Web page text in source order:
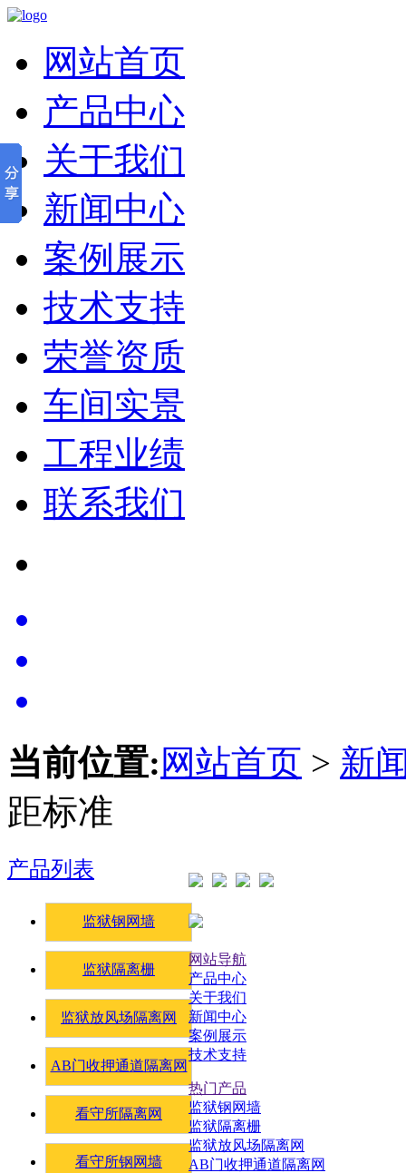
网站首页
产品中心
关于我们
新闻中心
案例展示
技术支持
荣誉资质
车间实景
工程业绩
联系我们
当前位置: 网站首页 > 新
距标准
产品列表
监狱钢网墙
监狱隔离栅
监狱放风场隔离网
AB门收押通道隔离网
看守所隔离网
看守所钢网墙
网站导航
产品中心
关于我们
新闻中心
案例展示
技术支持
热门产品
监狱钢网墙
监狱隔离栅
监狱放风场隔离网
AB门收押通道隔离网